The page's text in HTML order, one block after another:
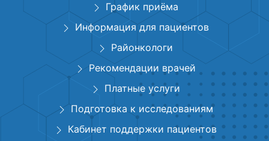
График приёма
Информация для пациентов
Районкологи
Рекомендации врачей
Платные услуги
Подготовка к исследованиям
Кабинет поддержки пациентов